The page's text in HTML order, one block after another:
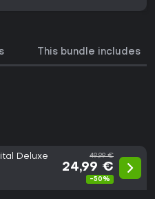
This bundle includes
Deluxe
49,99 €
24,99 €
-50%